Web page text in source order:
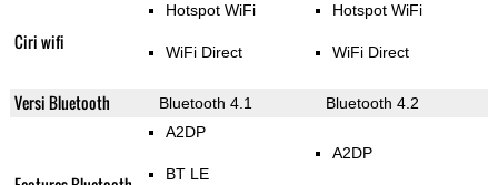
Ciri wifi
Hotspot WiFi
WiFi Direct
Hotspot WiFi
WiFi Direct
Versi Bluetooth Bluetooth 4.1 Bluetooth 4.2
A2DP
BT LE
A2DP